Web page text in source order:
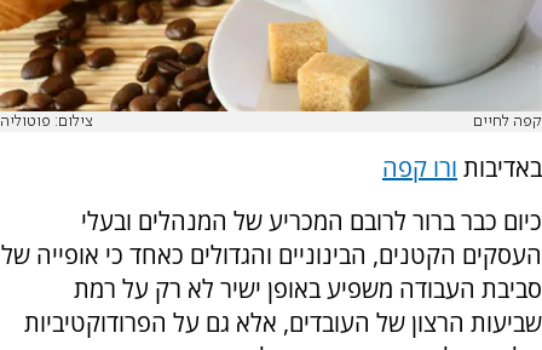
קפה לחיים צילום: פוטוליה
באדיבות ורו קפה
כיום כבר ברור לרובם המכריע של המנהלים ובעלי
העסקים הקטנים, הבינוניים והגדולים כאחד כי אופייה של
סביבת העבודה משפיע באופן ישיר לא רק על רמת
שביעות הרצון של העובדים, אלא גם על הפרודוקטיביות